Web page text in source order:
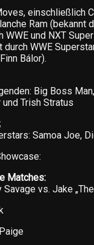
einschließlich
Ram (bekannt
WWE und NXT
durch WWE
Bálor).
Big Boss
und Trish Stratus
Samoa Joe,
Matches:
Savage vs. Jake